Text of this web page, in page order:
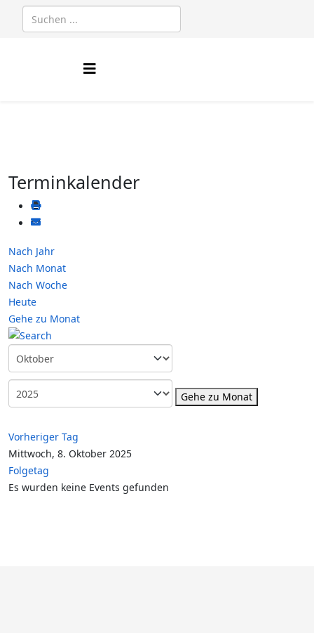
Terminkalender
Nach Jahr
Nach Monat
Nach Woche
Heute
Gehe zu Monat
Gehe zu Monat
Vorheriger Tag
Mittwoch, 8. Oktober 2025
Folgetag
Es wurden keine Events gefunden